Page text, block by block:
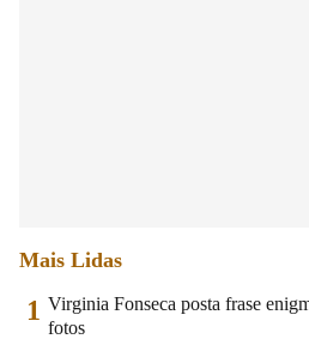
Mais Lidas
1 Virginia Fonseca posta frase
fotos